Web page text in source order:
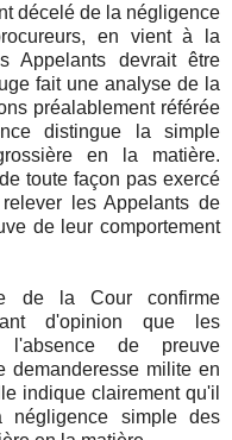
décelé de la négligence
en vient à la
Appelants devrait être
fait une analyse de la
préalablement référée
distingue la simple
en la matière.
toute façon pas exercé
les Appelants de
de leur comportement
de la Cour confirme
d'opinion que les
de preuve
demanderesse milite en
indique clairement qu'il
simple des